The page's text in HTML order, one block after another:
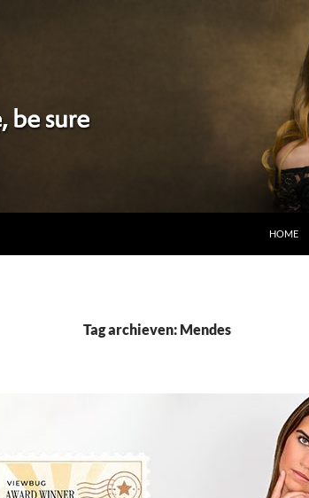
HOME
Tag archieven: Mendes